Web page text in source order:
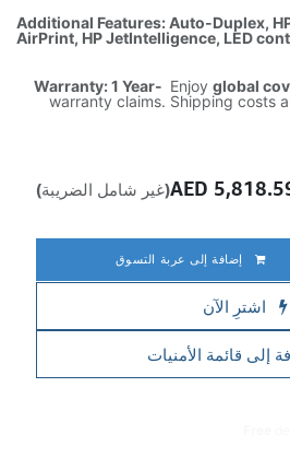
Additional Features: Auto-Duplex,
AirPrint, HP JetIntelligence, LED
Warranty: 1 Year- Enjoy global
warranty claims. Shipping costs
إضافة إلى عربة التسوق
اشترِ الآن
إلى قائمة الأمنيات
(غير شامل الضريبة)